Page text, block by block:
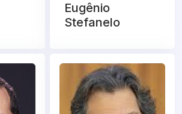
Eugênio
Stefanelo